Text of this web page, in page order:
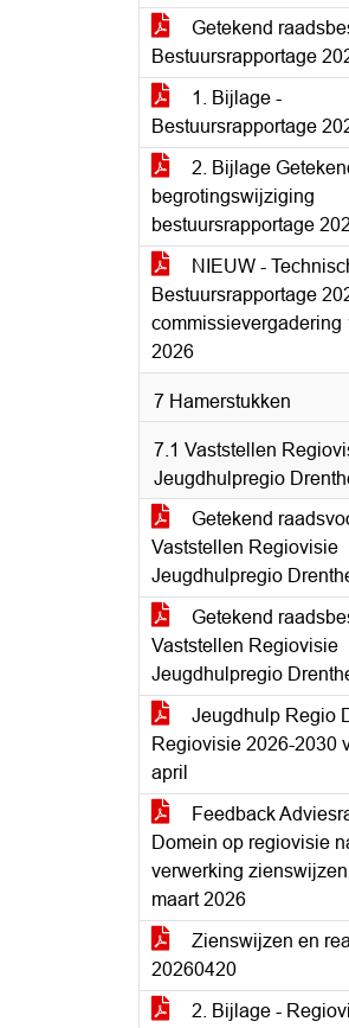
Getekend
Bestuursrapportage
1. Bijlage -
Bestuursrapportage
2. Bijlage
begrotingswijziging
bestuursrapportage
NIEUW -
Bestuursrapportage
commissievergadering
2026
7 Hamerstukken
7.1 Vaststellen
Jeugdhulpregio
Getekend
Vaststellen Regiovisie
Jeugdhulpregio
Getekend
Vaststellen Regiovisie
Jeugdhulpregio
Jeugdhulp Regio
Regiovisie 2026-2030
april
Feedback
Domein op regiovisie
verwerking
maart 2026
Zienswijzen en
20260420
2. Bijlage -